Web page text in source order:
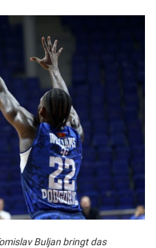
Buljan bringt das